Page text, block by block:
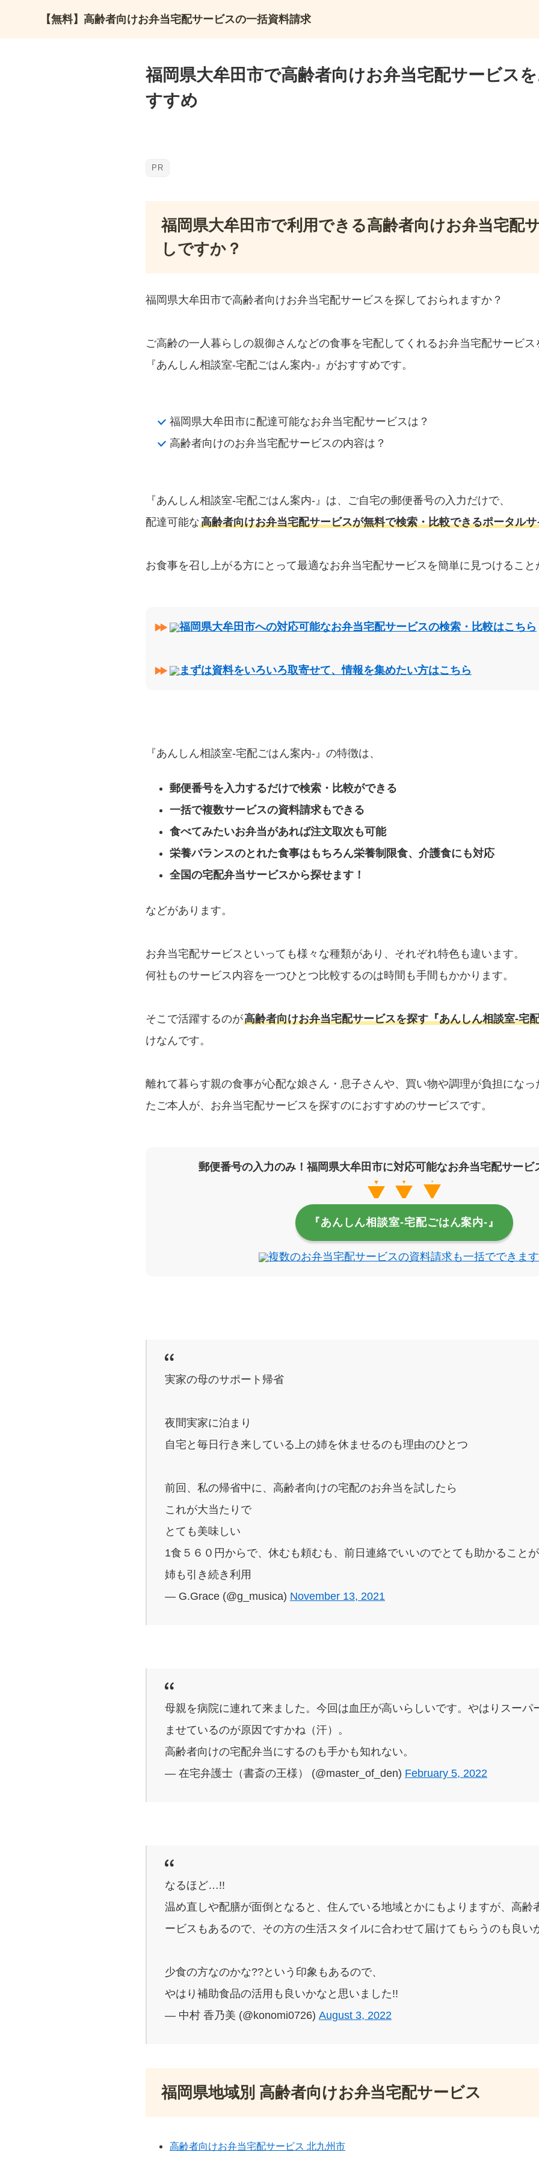
【無料】高齢者向けお弁当宅配サービスの一括資料請求
福岡県大牟田市で高齢者向けお弁当宅配サービス
すすめ
福岡県大牟田市で利用できる高齢者向けお弁当宅配
しですか？
福岡県大牟田市で高齢者向けお弁当宅配サービスを探しておられますか？
ご高齢の一人暮らしの親御さんなどの食事を宅配してくれるお弁当宅配サービス
『あんしん相談室‐宅配ごはん案内‐』がおすすめです。
福岡県大牟田市に配達可能なお弁当宅配サービスは？
高齢者向けのお弁当宅配サービスの内容は？
『あんしん相談室‐宅配ごはん案内‐』は、ご自宅の郵便番号の入力だけで、
配達可能な高齢者向けお弁当宅配サービスが無料で検索・比較できるポータル
お食事を召し上がる方にとって最適なお弁当宅配サービスを簡単に見つけること
福岡県大牟田市への対応可能なお弁当宅配サービスの検索・比較はこちら
まずは資料をいろいろ取寄せて、情報を集めたい方はこちら
『あんしん相談室‐宅配ごはん案内‐』の特徴は、
郵便番号を入力するだけで検索・比較ができる
一括で複数サービスの資料請求もできる
食べてみたいお弁当があれば注文取次も可能
栄養バランスのとれた食事はもちろん栄養制限食、介護食にも対応
全国の宅配弁当サービスから探せます！
などがあります。
お弁当宅配サービスといっても様々な種類があり、それぞれ特色も違います。
何社ものサービス内容を一つひとつ比較するのは時間も手間もかかります。
そこで活躍するのが高齢者向けお弁当宅配サービスを探す『あんしん相談室‐宅
けなんです。
離れて暮らす親の食事が心配な娘さん・息子さんや、買い物や調理が負担になっ
たご本人が、お弁当宅配サービスを探すのにおすすめのサービスです。
郵便番号の入力のみ！福岡県大牟田市に対応可能なお弁当宅配サービ
『あんしん相談室‐宅配ごはん案内‐』
複数のお弁当宅配サービスの資料請求も一括でできます
実家の母のサポート帰省
夜間実家に泊まり
自宅と毎日行き来している上の姉を休ませるのも理由のひとつ
前回、私の帰省中に、高齢者向けの宅配のお弁当を試したら
これが大当たりで
とても美味しい
1食５６０円からで、休むも頼むも、前日連絡でいいのでとても助かること
姉も引き続き利用
— G.Grace (@g_musica) November 13, 2021
母親を病院に連れて来ました。今回は血圧が高いらしいです。やはりスーパ
ませているのが原因ですかね（汗）。
高齢者向けの宅配弁当にするのも手かも知れない。
— 在宅弁護士（書斎の王様） (@master_of_den) February 5, 2022
なるほど…!!
温め直しや配膳が面倒となると、住んでいる地域とかにもよりますが、高齢
ービスもあるので、その方の生活スタイルに合わせて届けてもらうのも良い
少食の方なのかな??という印象もあるので、
やはり補助食品の活用も良いかなと思いました!!
— 中村 香乃美 (@konomi0726) August 3, 2022
福岡県地域別 高齢者向けお弁当宅配サービス
高齢者向けお弁当宅配サービス 北九州市